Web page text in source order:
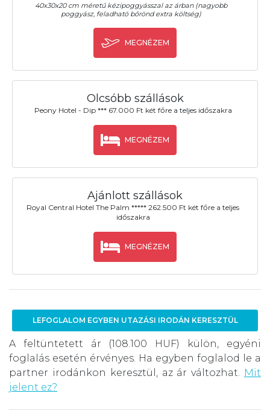
40x30x20 cm méretű kézipoggyásszal az árban (nagyobb
poggyász, feladható bőrönd extra költség)
MEGNÉZEM
Olcsóbb szállások
Peony Hotel - Dip *** 67.000 Ft két főre a teljes időszakra
MEGNÉZEM
Ajánlott szállások
Royal Central Hotel The Palm ***** 262.500 Ft két főre a teljes
időszakra
MEGNÉZEM
LEFOGLALOM EGYBEN UTAZÁSI IRODÁN KERESZTÜL
A feltüntetett ár (108.100 HUF) külön, egyéni
foglalás esetén érvényes. Ha egyben foglalod le a
partner irodánkon keresztül, az ár változhat. Mit
jelent ez?